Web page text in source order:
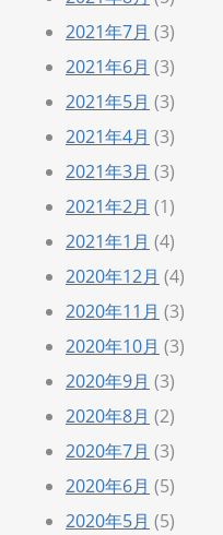
2021年7月 (3)
2021年6月 (3)
2021年5月 (3)
2021年4月 (3)
2021年3月 (3)
2021年2月 (1)
2021年1月 (4)
2020年12月 (4)
2020年11月 (3)
2020年10月 (3)
2020年9月 (3)
2020年8月 (2)
2020年7月 (3)
2020年6月 (5)
2020年5月 (5)